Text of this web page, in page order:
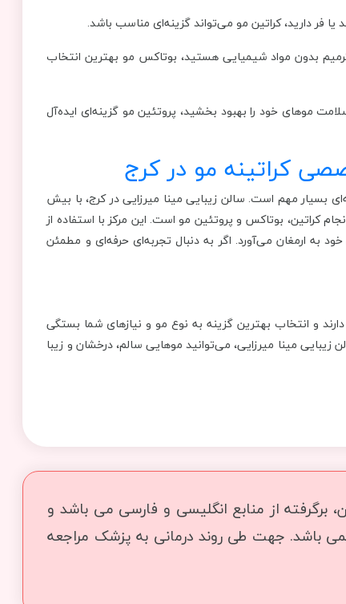
دارید، کراتین مو می‌تواند گزینه‌ای مناسب باشد.
بدون مواد شیمیایی هستید، بوتاکس مو بهترین انتخاب
موهای خود را بهبود بخشید، پروتئین مو گزینه‌ای ایده‌آل
کراتینه مو در کرج
بسیار مهم است. سالن زیبایی مینا میرزایی در کرج، با بیش
کراتین، بوتاکس و پروتئین مو است. این مرکز با استفاده از
به ارمغان می‌آورد. اگر به دنبال تجربه‌ای حرفه‌ای و مطمئن
و انتخاب بهترین گزینه به نوع مو و نیازهای شما بستگی
مینا میرزایی، می‌توانید موهایی سالم، درخشان و زیبا
برگرفته از منابع انگلیسی و فارسی می باشد و
باشد. جهت طی روند درمانی به پزشک مراجعه